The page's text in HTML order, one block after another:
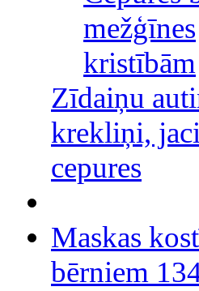
mežģīnes
kristībām
Zīdaiņu
krekliņi,
cepures
Maskas
bērniem